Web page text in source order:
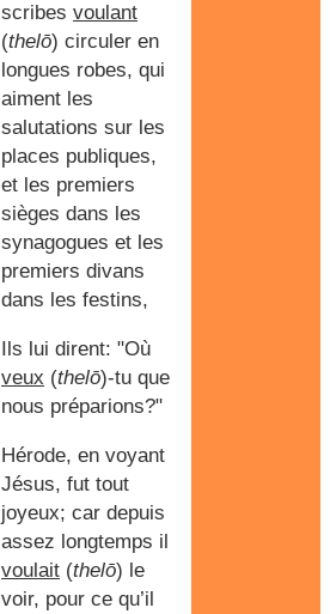
scribes voulant
(thelō) circuler en
longues robes, qui
aiment les
salutations sur les
places publiques,
et les premiers
sièges dans les
synagogues et les
premiers divans
dans les festins,
Ils lui dirent: "Où
veux (thelō)-tu que
nous préparions?"
Hérode, en voyant
Jésus, fut tout
joyeux; car depuis
assez longtemps il
voulait (thelō) le
voir, pour ce qu’il